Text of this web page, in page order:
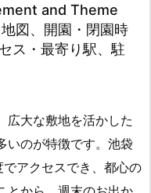
and Theme
図、開園・閉園時
ス・最寄り駅、駐
広大な敷地を活かした
いのが特徴です。池袋
アクセスでき、都心の